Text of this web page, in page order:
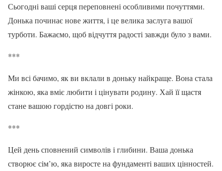
Сьогодні ваші серця переповнені особливими почуттями.
Донька починає нове життя, і це велика заслуга вашої
турботи. Бажаємо, щоб відчуття радості завжди було з вами.
***
Ми всі бачимо, як ви вклали в доньку найкраще. Вона стала
жінкою, яка вміє любити і цінувати родину. Хай її щастя
стане вашою гордістю на довгі роки.
***
Цей день сповнений символів і глибини. Ваша донька
створює сім’ю, яка виросте на фундаменті ваших цінностей.